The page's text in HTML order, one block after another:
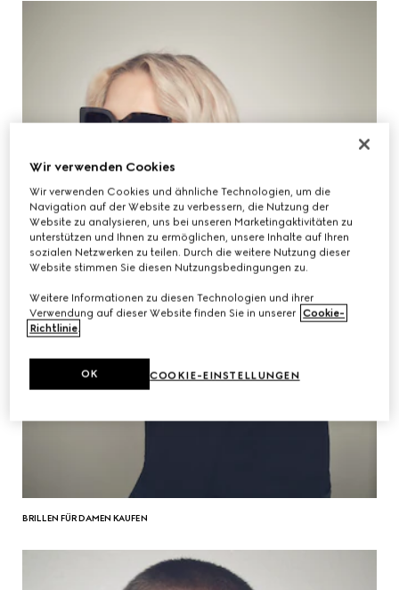
BRILLEN FÜR DAMEN KAUFEN
Wir verwenden Cookies
Wir verwenden Cookies und ähnliche Technologien, um die
Navigation auf der Website zu verbessern, die Nutzung der
Website zu analysieren, uns bei unseren Marketingaktivitäten zu
unterstützen und Ihnen zu ermöglichen, unsere Inhalte auf Ihren
sozialen Netzwerken zu teilen. Durch die weitere Nutzung dieser
Website stimmen Sie diesen Nutzungsbedingungen zu.
Weitere Informationen zu diesen Technologien und ihrer
Verwendung auf dieser Website finden Sie in unserer Cookie-
Richtlinie.
COOKIE-EINSTELLUNGEN
OK